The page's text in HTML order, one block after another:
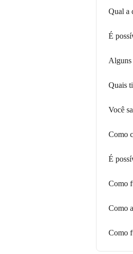
Qual a
É
Alguns
Quais
Você
Como
É
Como
Como
Como